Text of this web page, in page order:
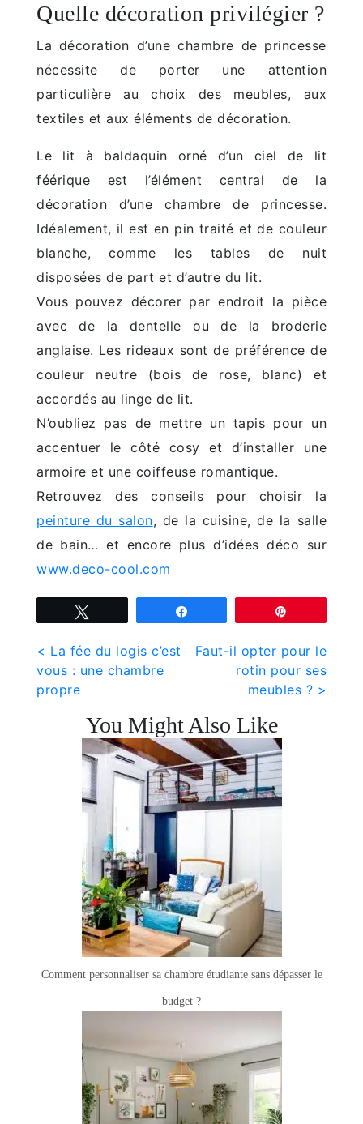
Quelle décoration privilégier ?
La décoration d’une chambre de princesse
nécessite de porter une attention
particulière au choix des meubles, aux
textiles et aux éléments de décoration.
Le lit à baldaquin orné d’un ciel de lit
féérique est l’élément central de la
décoration d’une chambre de princesse.
Idéalement, il est en pin traité et de couleur
blanche, comme les tables de nuit
disposées de part et d’autre du lit.
Vous pouvez décorer par endroit la pièce
avec de la dentelle ou de la broderie
anglaise. Les rideaux sont de préférence de
couleur neutre (bois de rose, blanc) et
accordés au linge de lit.
N’oubliez pas de mettre un tapis pour un
accentuer le côté cosy et d’installer une
armoire et une coiffeuse romantique.
Retrouvez des conseils pour choisir la
peinture du salon, de la cuisine, de la salle
de bain… et encore plus d’idées déco sur
www.deco-cool.com
Navigation
< La fée du logis c’est
vous : une chambre
propre
Faut-il opter pour le
rotin pour ses
meubles ? >
You Might Also Like
Comment personnaliser sa chambre étudiante sans dépasser le
budget ?